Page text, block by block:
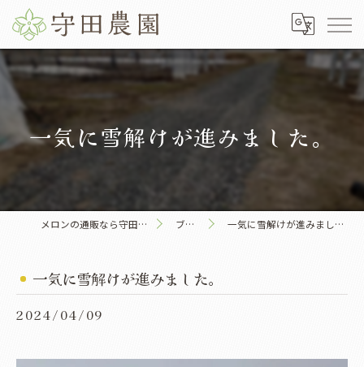
一気に雪解けが進みました。
メロンの通販なら守田農園 ブログ 一気に雪解けが進みました。
一気に雪解けが進みました。
2024/04/09